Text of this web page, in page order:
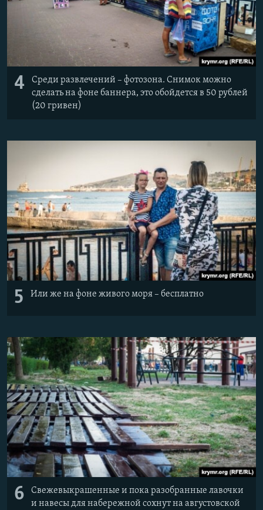
4
Среди развлечений – фотозона. Снимок можно
сделать на фоне баннера, это обойдется в 50 рублей
(20 гривен)
5 Или же на фоне живого моря – бесплатно
6
Свежевыкрашенные и пока разобранные лавочки
и навесы для набережной сохнут на августовской